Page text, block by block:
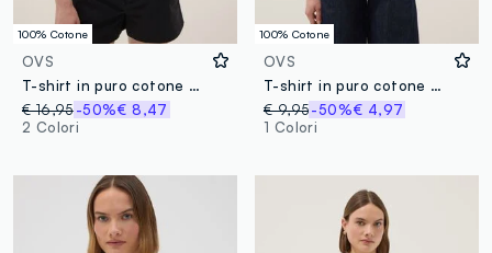
100% Cotone
OVS
T-shirt in puro cotone bianca regular fit con dettaglio traforato
€ 16,95-50%€ 8,47
2 Colori
100% Cotone
OVS
T-shirt in puro cotone bianca regular fit con stampa
€ 9,95-50%€ 4,97
1 Colori